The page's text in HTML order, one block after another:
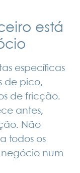
está
específicas
de pico,
de fricção.
antes,
Não
todos os
negócio num